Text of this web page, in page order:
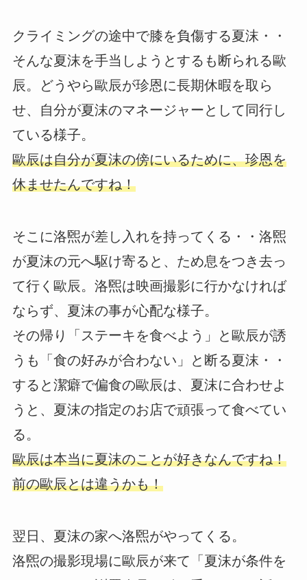
クライミングの途中で膝を負傷する夏沫・・
そんな夏沫を手当しようとするも断られる歐
辰。どうやら歐辰が珍恩に長期休暇を取ら
せ、自分が夏沫のマネージャーとして同行し
ている様子。
歐辰は自分が夏沫の傍にいるために、珍恩を
休ませたんですね！
そこに洛煕が差し入れを持ってくる・・洛煕
が夏沫の元へ駆け寄ると、ため息をつき去っ
て行く歐辰。洛煕は映画撮影に行かなければ
ならず、夏沫の事が心配な様子。
その帰り「ステーキを食べよう」と歐辰が誘
うも「食の好みが合わない」と断る夏沫・・
すると潔癖で偏食の歐辰は、夏沫に合わせよ
うと、夏沫の指定のお店で頑張って食べてい
る。
歐辰は本当に夏沫のことが好きなんですね！
前の歐辰とは違うかも！
翌日、夏沫の家へ洛煕がやってくる。
洛煕の撮影現場に歐辰が来て「夏沫が条件を